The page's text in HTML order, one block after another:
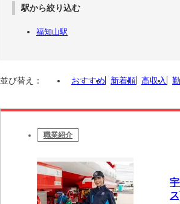
駅から絞り込む
福知山駅
並び替え： おすすめ 新着順 高収入
職業紹介